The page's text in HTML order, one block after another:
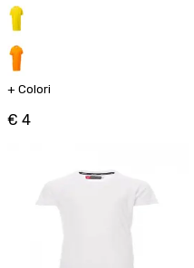
+ Colori
€ 4